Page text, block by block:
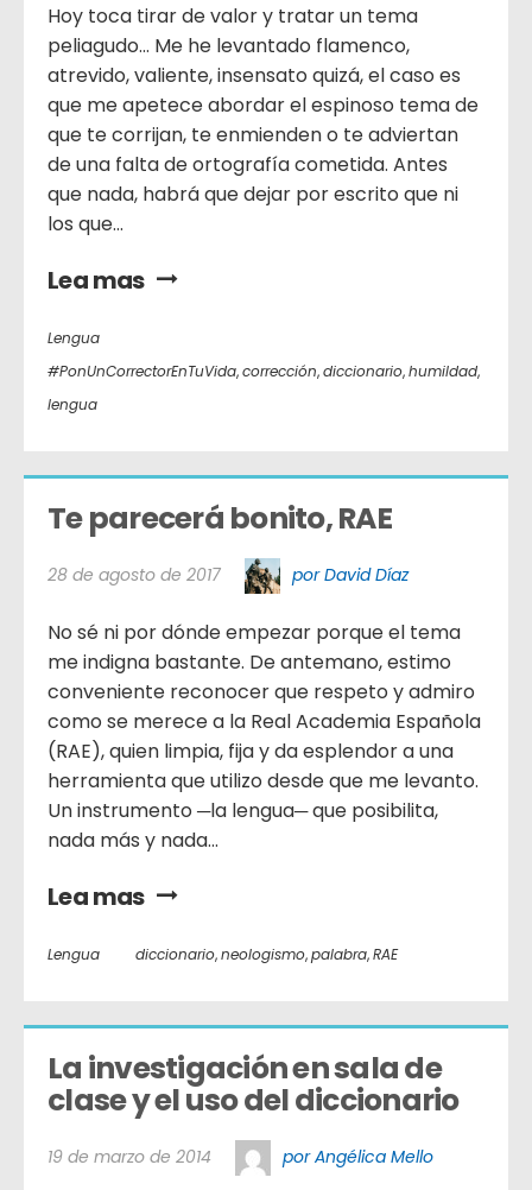
Hoy toca tirar de valor y tratar un tema
peliagudo… Me he levantado flamenco,
atrevido, valiente, insensato quizá, el caso es
que me apetece abordar el espinoso tema de
que te corrijan, te enmienden o te adviertan
de una falta de ortografía cometida. Antes
que nada, habrá que dejar por escrito que ni
los que...
Lea mas
Lengua
#PonUnCorrectorEnTuVida,corrección,diccionario,humildad,
lengua
Te parecerá bonito, RAE
28 de agosto de 2017 por David Díaz
No sé ni por dónde empezar porque el tema
me indigna bastante. De antemano, estimo
conveniente reconocer que respeto y admiro
como se merece a la Real Academia Española
(RAE), quien limpia, fija y da esplendor a una
herramienta que utilizo desde que me levanto.
Un instrumento ─la lengua─ que posibilita,
nada más y nada...
Lea mas
Lengua diccionario,neologismo,palabra,RAE
La investigación en sala de
clase y el uso del diccionario
19 de marzo de 2014 por Angélica Mello